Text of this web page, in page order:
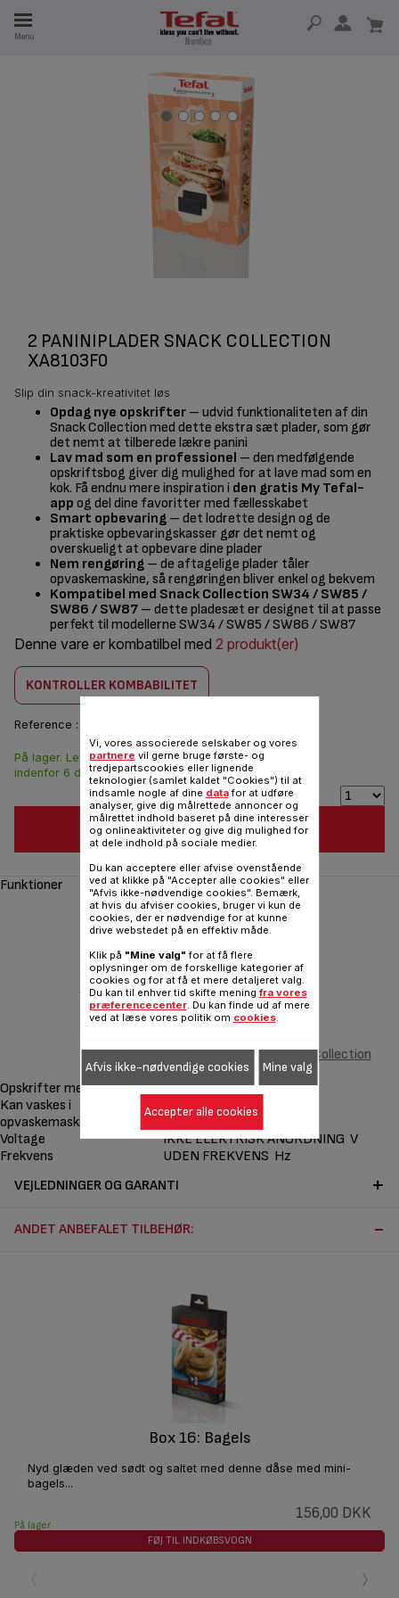
Menu
2 PANINIPLADER SNACK COLLECTION
XA8103F0
Slip din snack-kreativitet løs
Opdag nye opskrifter – udvid funktionaliteten af din
Snack Collection med dette ekstra sæt plader, som gør
det nemt at tilberede lækre panini
Lav mad som en professionel – den medfølgende
opskriftsbog giver dig mulighed for at lave mad som en
kok. Få endnu mere inspiration i den gratis My Tefal-
app og del dine favoritter med fællesskabet
Smart opbevaring – det lodrette design og de
praktiske opbevaringskasser gør det nemt og
overskueligt at opbevare dine plader
Nem rengøring – de aftagelige plader tåler
opvaskemaskine, så rengøringen bliver enkel og bekvem
Kompatibel med Snack Collection SW34 / SW85 /
SW86 / SW87 – dette pladesæt er designet til at passe
perfekt til modellerne SW34 / SW85 / SW86 / SW87
Denne vare er kombatilbel med 2 produkt(er)
KONTROLLER KOMBABILITET
Reference :
156,00 DKK
På lager. Leveringen
indenfor 6 dage.
FØJ TIL INDKØBSVOGN
Funktioner
2 paniniplader Snack Collection
XA8103F0
Opskrifter medfølger
Kan vaskes i
opvaskemaskine
Voltage
IKKE ELEKTRISK ANORDNING V
Frekvens
UDEN FREKVENS Hz
VEJLEDNINGER OG GARANTI
ANDET ANBEFALET TILBEHØR:
Box 16: Bagels
Nyd glæden ved sødt og saltet med denne dåse med mini-
bagels...
156,00 DKK
På lager
FØJ TIL INDKØBSVOGN
›
Vi, vores associerede selskaber og vores
partnere vil gerne bruge første- og
tredjepartscookies eller lignende
teknologier (samlet kaldet "Cookies") til at
indsamle nogle af dine datafor at udføre
analyser, give dig målrettede annoncer og
målrettet indhold baseret på dine interesser
og onlineaktiviteter og give dig mulighed for
at dele indhold på sociale medier.
Du kan acceptere eller afvise ovenstående
ved at klikke på "Accepter alle cookies" eller
"Afvis ikke-nødvendige cookies". Bemærk,
at hvis du afviser cookies, bruger vi kun de
cookies, der er nødvendige for at kunne
drive webstedet på en effektiv måde.
Klik på "Mine valg" for at få flere
oplysninger om de forskellige kategorier af
cookies og for at få et mere detaljeret valg.
Du kan til enhver tid skifte mening fra vores
præferencecenter. Du kan finde ud af mere
ved at læse vores politik om cookies.
Afvis ikke-nødvendige cookies Mine valg
Accepter alle cookies